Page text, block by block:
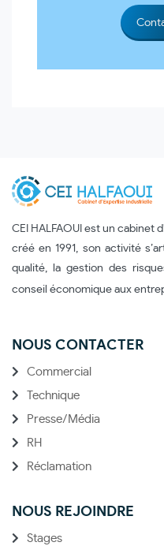
CEI HALFAOUI est un cabinet
créé en 1991, son activité
qualité, la gestion des
conseil économique aux
NOUS CONTACTER
Commercial
Technique
Presse/Média
RH
Réclamation
NOUS REJOINDRE
Stages